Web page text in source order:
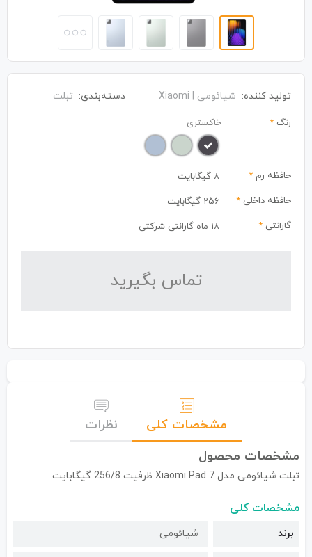
تولید کننده: شیائومی | Xiaomi دسته‌بندی: تبلت
رنگ * خاکستری
حافظه رم *
8 گیگابایت
حافظه داخلی *
256 گیگابایت
گارانتی * 18 ماه گارانتی شرکتی
تماس بگیرید
مشخصات کلی
نظرات
مشخصات محصول
تبلت شیائومی مدل Xiaomi Pad 7 ظرفیت 256/8 گیگابایت
مشخصات کلی
برند شیائومی